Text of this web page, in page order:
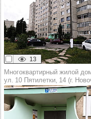
13
Многоквартирный жилой
ул. 10 Пятилетки, 14 (г.